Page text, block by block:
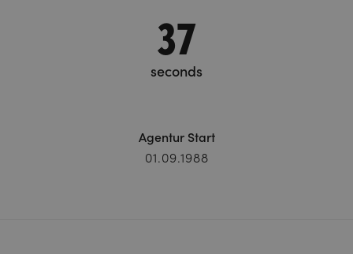
37
seconds
Agentur Start
01.09.1988